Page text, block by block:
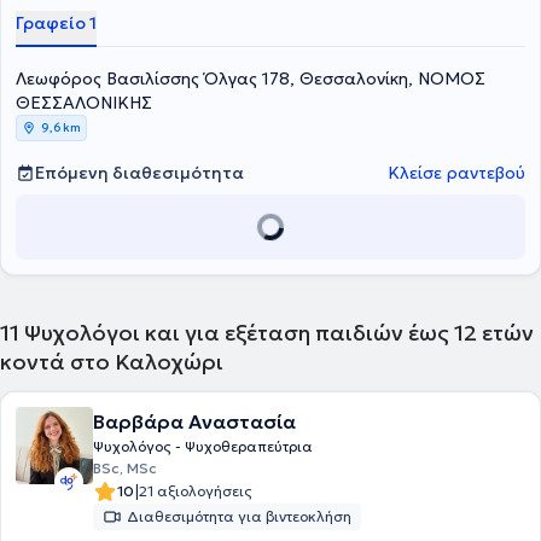
Διαθέτει πολυετή επαγγελματική εμπειρία ως Ψυχολόγος σε
δημόσιους και ιδιωτικούς φορείς, όπως στο ΚΕΔΑΣΥ και σε
Γραφείο 1
Λεωφόρος Βασιλίσσης Όλγας 178, Θεσσαλονίκη, ΝΟΜΟΣ
ΘΕΣΣΑΛΟΝΙΚΗΣ
9,6 km
Επόμενη διαθεσιμότητα Κλείσε ραντεβού
11 Ψυχολόγοι και για εξέταση παιδιών έως 12 ετών
κοντά στο Καλοχώρι
Βαρβάρα Αναστασία
Ψυχολόγος - Ψυχοθεραπεύτρια
BSc, MSc
10|21 αξιολογήσεις
Διαθεσιμότητα για βιντεοκλήση